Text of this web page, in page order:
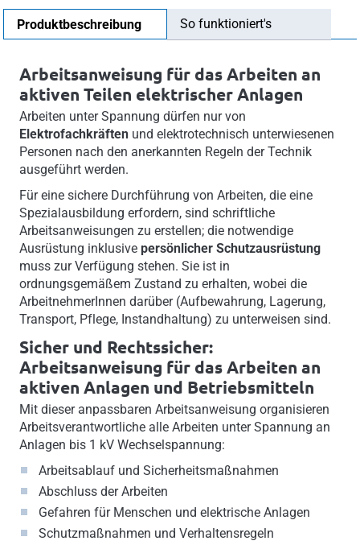
Produktbeschreibung So funktioniert's
Arbeitsanweisung für das Arbeiten an
aktiven Teilen elektrischer Anlagen
Arbeiten unter Spannung dürfen nur von
Elektrofachkräftenund elektrotechnisch unterwiesenen
Personen nach den anerkannten Regeln der Technik
ausgeführt werden.
Für eine sichere Durchführung von Arbeiten, die eine
Spezialausbildung erfordern, sind schriftliche
Arbeitsanweisungen zu erstellen; die notwendige
Ausrüstung inklusive persönlicher Schutzausrüstung
muss zur Verfügung stehen. Sie ist in
ordnungsgemäßem Zustand zu erhalten, wobei die
ArbeitnehmerInnen darüber (Aufbewahrung, Lagerung,
Transport, Pflege, Instandhaltung) zu unterweisen sind.
Sicher und Rechtssicher:
Arbeitsanweisung für das Arbeiten an
aktiven Anlagen und Betriebsmitteln
Mit dieser anpassbaren Arbeitsanweisung organisieren
Arbeitsverantwortliche alle Arbeiten unter Spannung an
Anlagen bis 1 kV Wechselspannung:
Arbeitsablauf und Sicherheitsmaßnahmen
Abschluss der Arbeiten
Gefahren für Menschen und elektrische Anlagen
Schutzmaßnahmen und Verhaltensregeln